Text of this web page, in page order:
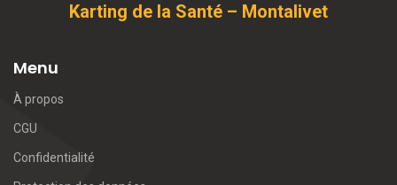
Karting de la Santé – Montalivet
Menu
À propos
CGU
Confidentialité